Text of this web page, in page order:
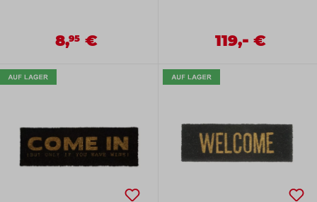
Regulärer Preis:
Verkaufspreis:
8,95 € Regulärer Preis:
Verkaufspreis:
119,- €